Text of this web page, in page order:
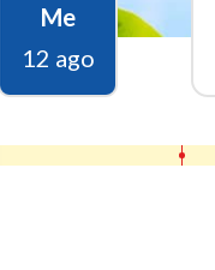
Me
12 ago